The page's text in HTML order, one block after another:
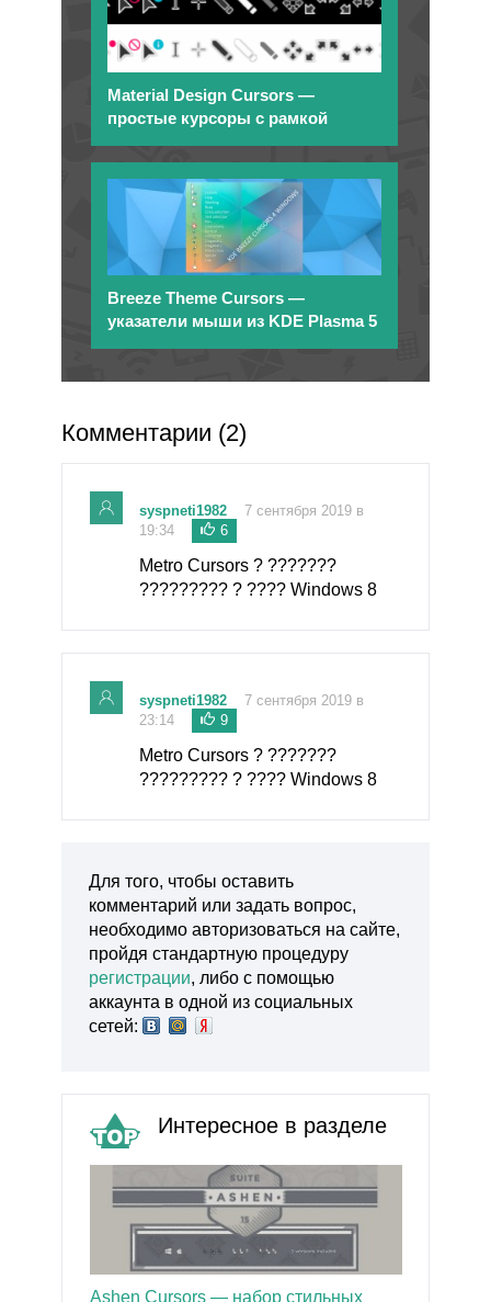
Material Design Cursors —
простые курсоры с рамкой
Breeze Theme Cursors —
указатели мыши из KDE Plasma 5
Комментарии (2)
syspneti1982
7 сентября 2019 в
19:34
6
Metro Cursors ? ???????
????????? ? ???? Windows 8
syspneti1982
7 сентября 2019 в
23:14
9
Metro Cursors ? ???????
????????? ? ???? Windows 8
Для того, чтобы оставить
комментарий или задать вопрос,
необходимо авторизоваться на сайте,
пройдя стандартную процедуру
регистрации, либо с помощью
аккаунта в одной из социальных
сетей:
Интересное в разделе
Ashen Cursors — набор стильных